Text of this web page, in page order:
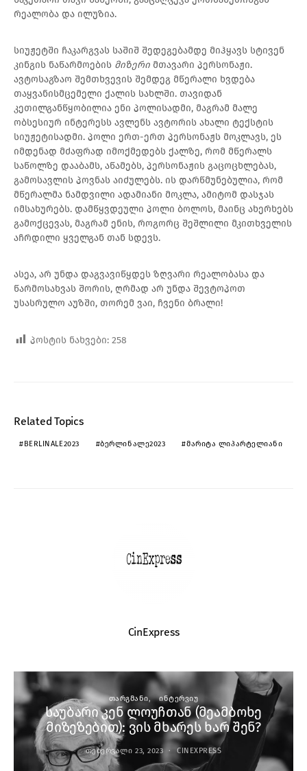
რეალობა და ილუზია.
სიუჟეტში ჩაკარგვას საშიშ შედეგებამდე მიჰყავს სტივენ
კინგის ნაწარმოების მიზერი მთავარი პერსონაჟი.
ავტოსაგზაო შემთხვევის შემდეგ მწერალი ხვდება
თაყვანისმცემელი ქალის სახლში. თავიდან
კეთილგანწყობილია ენი პოლისადმი, მაგრამ მალე
ობსესიურ ინტერესს ავლენს ავტორის ახალი ტექსტის
სიუჟეტისადმი. პოლი ერთ-ერთ პერსონაჟს მოკლავს, ეს
იმდენად მძაფრად იმოქმედებს ქალზე, რომ მწერალს
საწოლზე დააბამს, აწამებს, პერსონაჟის გაცოცხლებას,
გამოსავლის პოვნას აიძულებს. ის დარწმუნებულია, რომ
მწერალმა ნამდვილი ადამიანი მოკლა, ამიტომ დასჯას
იმსახურებს. დამწყვდეული პოლი ბოლოს, მაინც ახერხებს
გამოქცევას, მაგრამ ენის, როგორც შეშლილი მკითხველის
აჩრდილი ყველგან თან სდევს.
ასეა, არ უნდა დაგვავიწყდეს ზღვარი რეალობასა და
წარმოსახვას შორის, ღრმად არ უნდა შევტოპოთ
უსასრულო აუზში, თორემ ვაი, ჩვენი ბრალი!
პოსტის ნახვები: 258
Related Topics
BERLINALE2023 ᲑᲔᲠᲚᲘᲜᲐᲚᲔ2023 ᲛᲐᲠᲘᲢᲐ ᲚᲘᲞᲐᲠᲢᲔᲚᲘᲐᲜᲘ
CinExpress
ᲗᲐᲠᲒᲛᲐᲜᲘ ᲘᲜᲢᲔᲠᲕᲘᲣ
საუბარი კენ ლოუჩთან (მეამბოხე
მიზეზებით): ვის მხარეს ხარ შენ?
ᲗᲔᲑᲔᲠᲕᲐᲚᲘ 23, 2023 CINEXPRESS